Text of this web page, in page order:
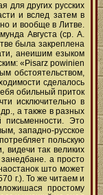
для других русских
и вслед затем в
и вообще в Литве.
Августа (ср. А.
была закреплена
анеишим езыком
«Pisarz powinien
обстоятельством,
сделалось
обильный приток
исключительно в
а также в разных
письменности. Это
западно-русское
польскую
видечи так великих
а просто
што может
г.). То же читаем и
простому